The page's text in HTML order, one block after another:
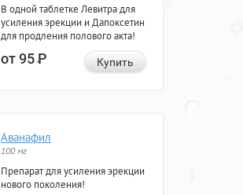
В одной таблетке Левитра для
усиления эрекции и Дапоксетин
для продления полового акта!
от 95Р Купить
Аванафил
100 мг
Препарат для усиления эрекции
нового поколения!